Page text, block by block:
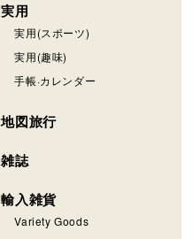
実用
実用(スポーツ)
実用(趣味)
手帳·カレンダー
地図旅行
雑誌
輸入雑貨
Variety Goods